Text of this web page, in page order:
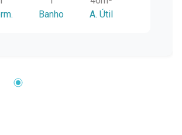
e com uma vista aberta,
conforto e comodidade em uma
e diversas opções de
Banho
A. Útil